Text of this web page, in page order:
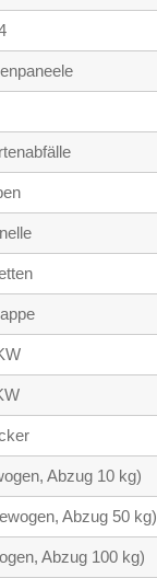
Abzug 10 kg)
Abzug 50 kg)
Abzug 100 kg)